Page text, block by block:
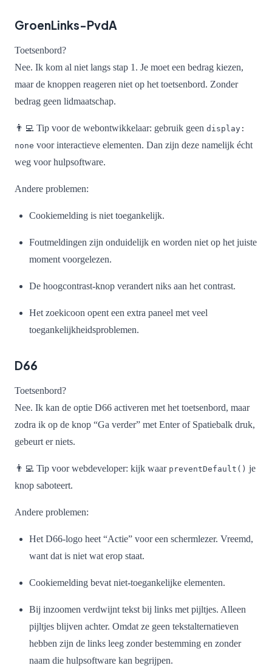
GroenLinks-PvdA
Toetsenbord?
Nee. Ik kom al niet langs stap 1. Je moet een bedrag kiezen,
maar de knoppen reageren niet op het toetsenbord. Zonder
bedrag geen lidmaatschap.
👨‍💻 Tip voor de webontwikkelaar: gebruik geen display:
none voor interactieve elementen. Dan zijn deze namelijk écht
weg voor hulpsoftware.
Andere problemen:
Cookiemelding is niet toegankelijk.
Foutmeldingen zijn onduidelijk en worden niet op het juiste
moment voorgelezen.
De hoogcontrast-knop verandert niks aan het contrast.
Het zoekicoon opent een extra paneel met veel
toegankelijkheidsproblemen.
D66
Toetsenbord?
Nee. Ik kan de optie D66 activeren met het toetsenbord, maar
zodra ik op de knop “Ga verder” met Enter of Spatiebalk druk,
gebeurt er niets.
👨‍💻 Tip voor webdeveloper: kijk waar preventDefault() je
knop saboteert.
Andere problemen:
Het D66-logo heet “Actie” voor een schermlezer. Vreemd,
want dat is niet wat erop staat.
Cookiemelding bevat niet-toegankelijke elementen.
Bij inzoomen verdwijnt tekst bij links met pijltjes. Alleen
pijltjes blijven achter. Omdat ze geen tekstalternatieven
hebben zijn de links leeg zonder bestemming en zonder
naam die hulpsoftware kan begrijpen.